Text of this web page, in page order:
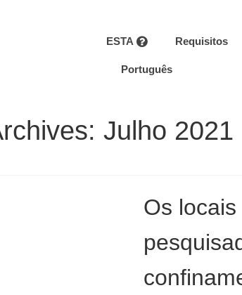
ESTA Requisitos
Português
Julho 2021
Os